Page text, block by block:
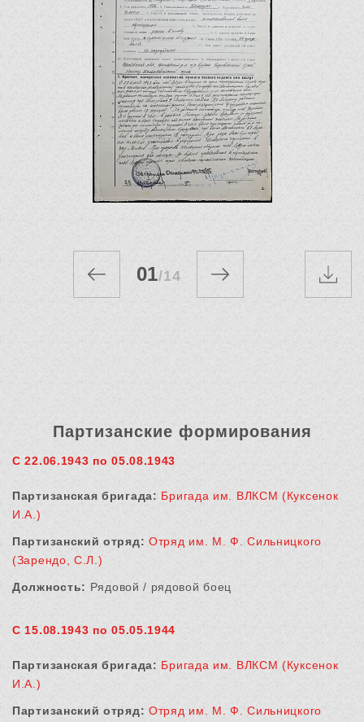
01/14
Партизанские формирования
С 22.06.1943 по 05.08.1943
Партизанская бригада: Бригада им. ВЛКСМ (Куксенок
И.А.)
Партизанский отряд: Отряд им. М. Ф. Сильницкого
(Зарендо, С.Л.)
Должность: Рядовой / рядовой боец
С 15.08.1943 по 05.05.1944
Партизанская бригада: Бригада им. ВЛКСМ (Куксенок
И.А.)
Партизанский отряд: Отряд им. М. Ф. Сильницкого